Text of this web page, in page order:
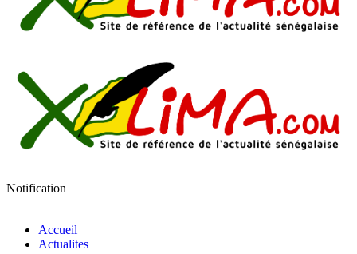
Notification
Accueil
Actualites